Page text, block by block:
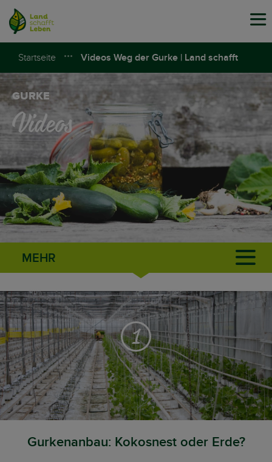
Startseite Videos Weg der Gurke | Land schafft
Leben
GURKE
Videos
MEHR
1
Gurkenanbau: Kokosnest oder Erde?